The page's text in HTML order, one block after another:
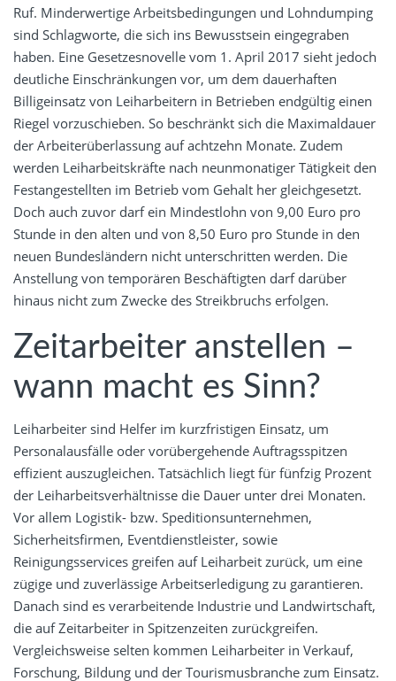
Ruf. Minderwertige Arbeitsbedingungen und Lohndumping
sind Schlagworte, die sich ins Bewusstsein eingegraben
haben. Eine Gesetzesnovelle vom 1. April 2017 sieht jedoch
deutliche Einschränkungen vor, um dem dauerhaften
Billigeinsatz von Leiharbeitern in Betrieben endgültig einen
Riegel vorzuschieben. So beschränkt sich die Maximaldauer
der Arbeiterüberlassung auf achtzehn Monate. Zudem
werden Leiharbeitskräfte nach neunmonatiger Tätigkeit den
Festangestellten im Betrieb vom Gehalt her gleichgesetzt.
Doch auch zuvor darf ein Mindestlohn von 9,00 Euro pro
Stunde in den alten und von 8,50 Euro pro Stunde in den
neuen Bundesländern nicht unterschritten werden. Die
Anstellung von temporären Beschäftigten darf darüber
hinaus nicht zum Zwecke des Streikbruchs erfolgen.
Zeitarbeiter anstellen –
wann macht es Sinn?
Leiharbeiter sind Helfer im kurzfristigen Einsatz, um
Personalausfälle oder vorübergehende Auftragsspitzen
effizient auszugleichen. Tatsächlich liegt für fünfzig Prozent
der Leiharbeitsverhältnisse die Dauer unter drei Monaten.
Vor allem Logistik- bzw. Speditionsunternehmen,
Sicherheitsfirmen, Eventdienstleister, sowie
Reinigungsservices greifen auf Leiharbeit zurück, um eine
zügige und zuverlässige Arbeitserledigung zu garantieren.
Danach sind es verarbeitende Industrie und Landwirtschaft,
die auf Zeitarbeiter in Spitzenzeiten zurückgreifen.
Vergleichsweise selten kommen Leiharbeiter in Verkauf,
Forschung, Bildung und der Tourismusbranche zum Einsatz.